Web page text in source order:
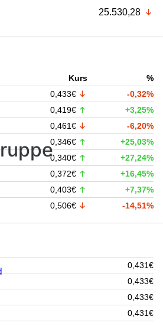
25.530,28
Kurs
%
0,433€
-0,32%
0,419€
+3,25%
0,461€
-6,20%
0,346€
+25,03%
0,340€
+27,24%
0,372€
+16,45%
0,403€
+7,37%
0,506€ -14,51%
0,431€
0,433€
0,433€
0,431€